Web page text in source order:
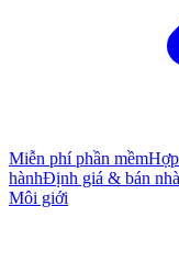
Miễn phí phần mềm
hànhĐịnh giá & bán nhà
Môi giới